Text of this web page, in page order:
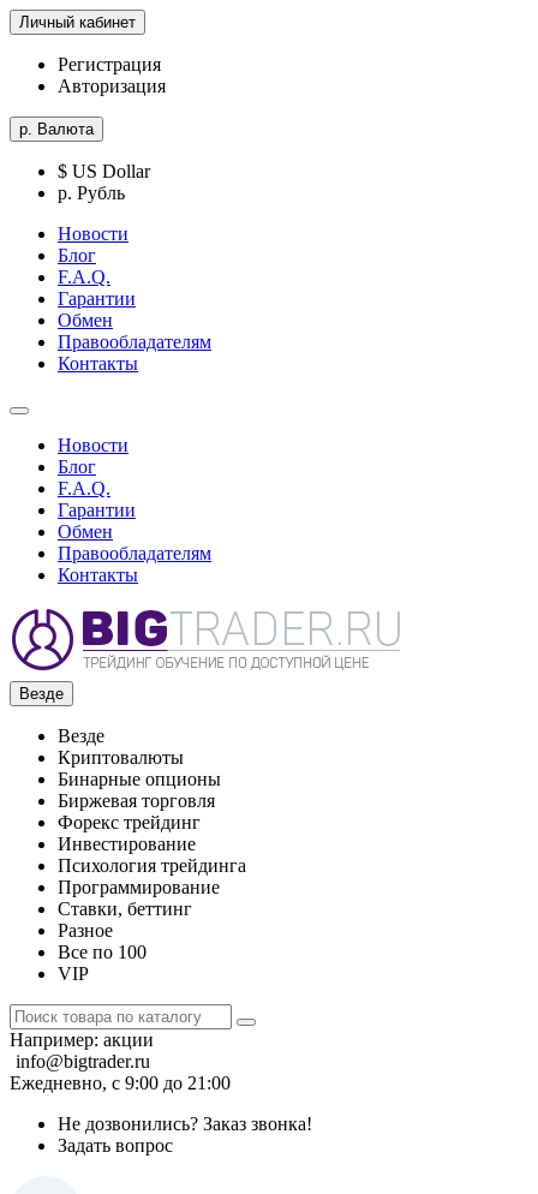
Личный кабинет
Регистрация
Авторизация
р. Валюта
$ US Dollar
р. Рубль
Новости
Блог
F.A.Q.
Гарантии
Обмен
Правообладателям
Контакты
Новости
Блог
F.A.Q.
Гарантии
Обмен
Правообладателям
Контакты
Везде
Везде
Криптовалюты
Бинарные опционы
Биржевая торговля
Форекс трейдинг
Инвестирование
Психология трейдинга
Программирование
Ставки, беттинг
Разное
Все по 100
VIP
Например: акции
info@bigtrader.ru
Ежедневно, с 9:00 до 21:00
Не дозвонились? Заказ звонка!
Задать вопрос